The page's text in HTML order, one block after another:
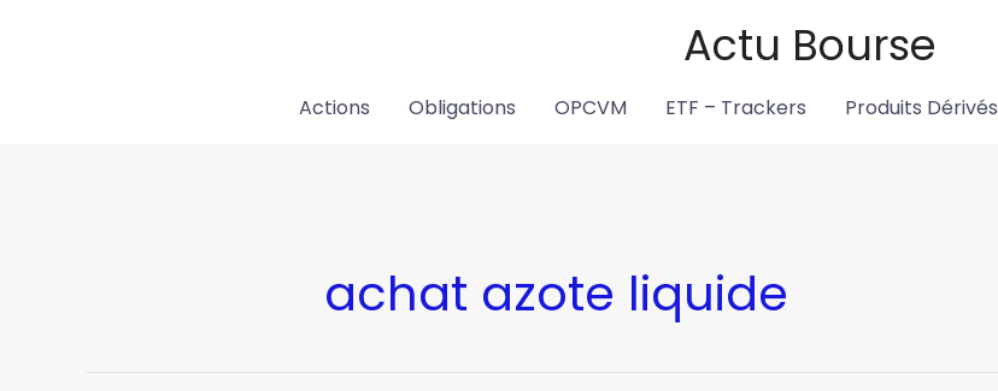
Actu Bourse
Actions Obligations OPCVM ETF – Trackers Produits Dérivés
achat azote liquide